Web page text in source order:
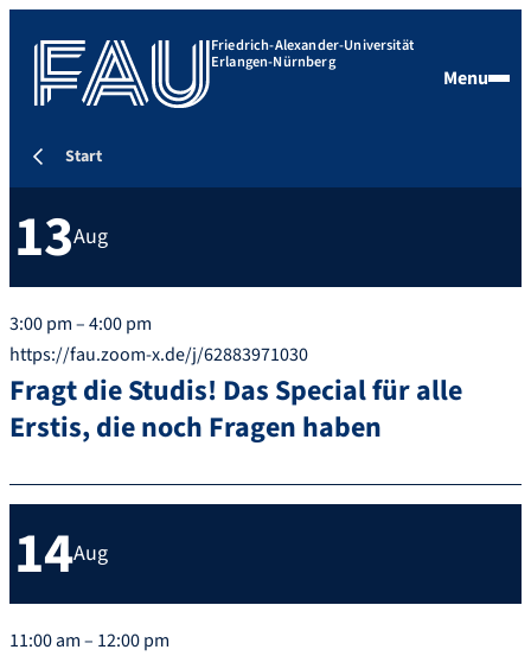
Friedrich-Alexander-Universität
Erlangen-Nürnberg
Menu
Start
13Aug
3:00 pm – 4:00 pm
Fragt die Studis! Das Special für alle
Erstis, die noch Fragen haben
https://fau.zoom-x.de/j/62883971030
14Aug
11:00 am – 12:00 pm